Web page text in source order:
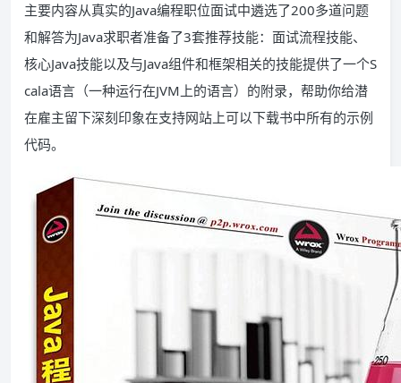
主要内容从真实的Java编程职位面试中遴选了200多道问题
和解答为Java求职者准备了3套推荐技能：面试流程技能、
核心Java技能以及与Java组件和框架相关的技能提供了一个S
cala语言（一种运行在JVM上的语言）的附录，帮助你给潜
在雇主留下深刻印象在支持网站上可以下载书中所有的示例
代码。